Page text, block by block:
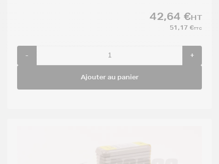
42,64 €HT
51,17 €TTC
- +
Ajouter au panier